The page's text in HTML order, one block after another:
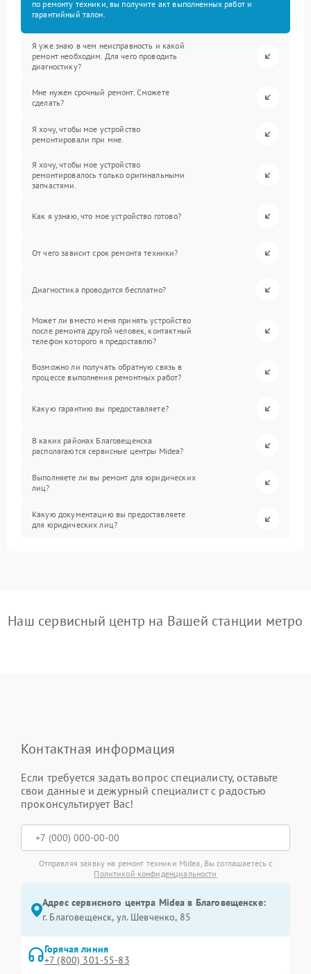
по ремонту техники, вы получите акт выполненных работ и
гарантийный талон.
Я уже знаю в чем неисправность и какой
ремонт необходим. Для чего проводить
диагностику?
Мне нужен срочный ремонт. Сможете
сделать?
Я хочу, чтобы мое устройство
ремонтировали при мне.
Я хочу, чтобы мое устройство
ремонтировалось только оригинальными
запчастями.
Как я узнаю, что мое устройство готово?
От чего зависит срок ремонта техники?
Диагностика проводится бесплатно?
Может ли вместо меня принять устройство
после ремонта другой человек, контактный
телефон которого я предоставлю?
Возможно ли получать обратную связь в
процессе выполнения ремонтных работ?
Какую гарантию вы предоставляете?
В каких районах Благовещенска
располагаются сервисные центры Midea?
Выполняете ли вы ремонт для юридических
лиц?
Какую документацию вы предоставляете
для юридических лиц?
Наш сервисный центр на Вашей станции метро
Контактная информация
Если требуется задать вопрос специалисту, оставьте
свои данные и дежурный специалист с радостью
проконсультирует Вас!
Отправляя заявку на ремонт техники Midea, Вы соглашаетесь с
Политикой конфиденциальности
Адрес сервисного центра Midea в Благовещенске:
г. Благовещенск, ул. Шевченко, 85
Горячая линия
+7 (800) 301-55-83